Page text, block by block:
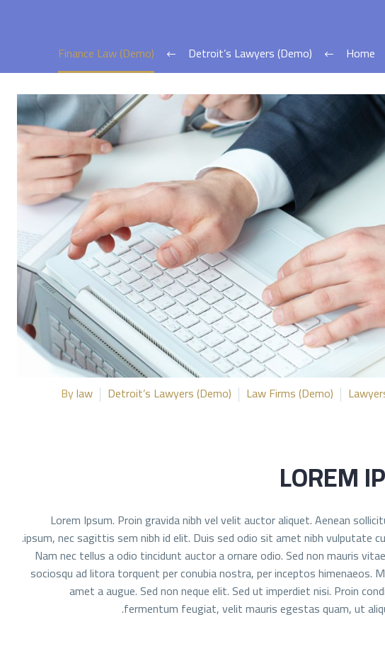
Home
Detroit’s Lawyers (Demo)
Finance Law (Demo)
Bylaw Detroit’s Lawyers (Demo) Law Firms (Demo)
LOREM
Lorem Ipsum. Proin gravida nibh vel velit auctor aliquet. Aenean
ipsum, nec sagittis sem nibh id elit. Duis sed odio sit amet nibh vulputate
Nam nec tellus a odio tincidunt auctor a ornare odio. Sed non mauris
sociosqu ad litora torquent per conubia nostra, per inceptos himenaeos.
amet a augue. Sed non neque elit. Sed ut imperdiet nisi. Proin
fermentum feugiat, velit mauris egestas quam, ut